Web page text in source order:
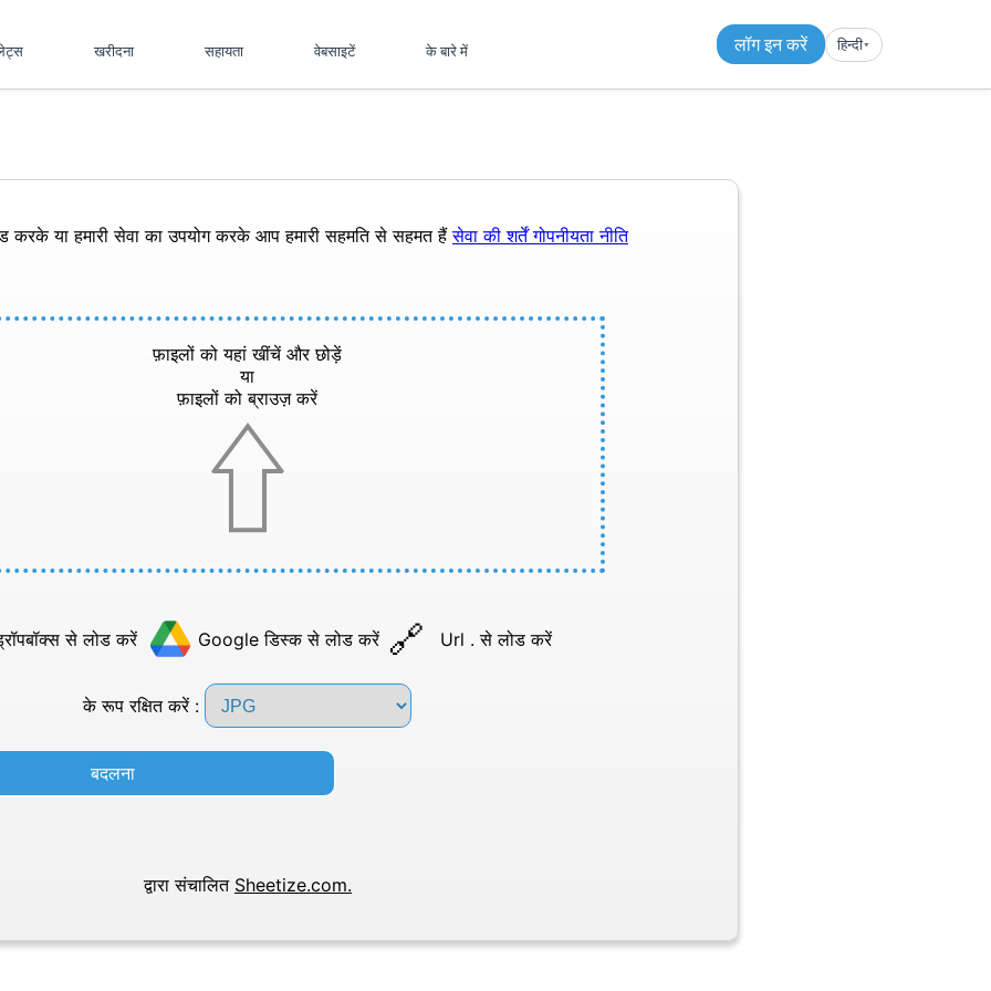
खरीदना सहायता वेबसाइटें के बारे में लॉग इन करें हिन्दी▾︎
करके या हमारी सेवा का उपयोग करके आप हमारी सहमति से सहमत हैंसेवा की शर्तेंगोपनीयता नीति
फ़ाइलों को यहां खींचें और छोड़ें
या
फ़ाइलों को ब्राउज़ करें
से लोड करें Google डिस्क से लोड करें Url . से लोड करें
के रूप रक्षित करें :
बदलना
द्वारा संचालित Sheetize.com.